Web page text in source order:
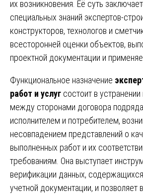
их возникновения. Её суть
специальных знаний экспертов-
конструкторов, технологов и
всесторонней оценки объектов,
проектной документации и
Функциональное назначение
работ и услуг состоит в
между сторонами договора
исполнителем и потребителем,
несовпадением представлений о
выполненных работ и их
требованиям. Она выступает
верификации данных,
учетной документации, и позволяет